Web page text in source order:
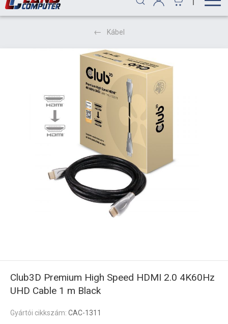
Kábel
Club3D Premium High Speed HDMI 2.0 4K60Hz
UHD Cable 1 m Black
Gyártói cikkszám: CAC-1311